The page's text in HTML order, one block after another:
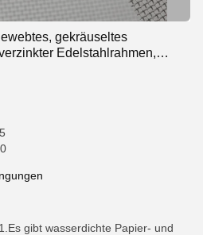
gekräuseltes
Edelstahlrahmen,
gibt wasserdichte Papier- und